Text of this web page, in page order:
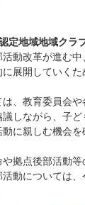
定地域地域クラ
動改革が進む中
展開していく
、教育委員会や
しながら、子ど
に親しむ機会
拠点後部活動等
動については